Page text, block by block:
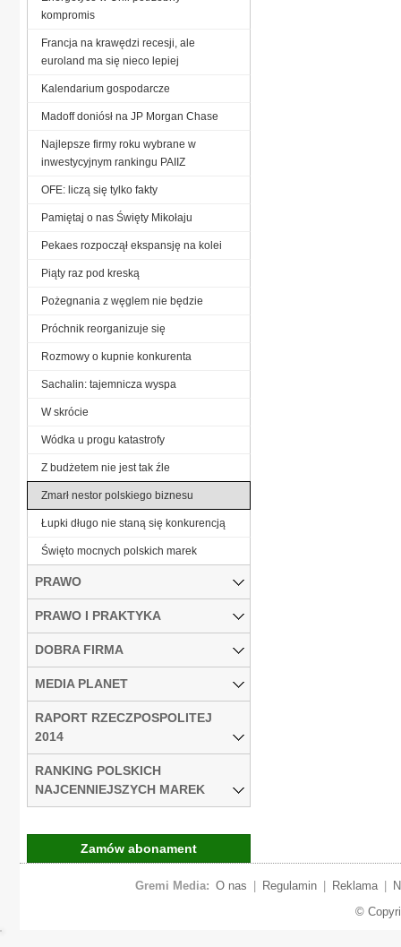
kompromis
Francja na krawędzi recesji, ale
euroland ma się nieco lepiej
Kalendarium gospodarcze
Madoff doniósł na JP Morgan Chase
Najlepsze firmy roku wybrane w
inwestycyjnym rankingu PAIIZ
OFE: liczą się tylko fakty
Pamiętaj o nas Święty Mikołaju
Pekaes rozpoczął ekspansję na kolei
Piąty raz pod kreską
Pożegnania z węglem nie będzie
Próchnik reorganizuje się
Rozmowy o kupnie konkurenta
Sachalin: tajemnicza wyspa
W skrócie
Wódka u progu katastrofy
Z budżetem nie jest tak źle
Zmarł nestor polskiego biznesu
Łupki długo nie staną się konkurencją
Święto mocnych polskich marek
PRAWO
PRAWO I PRAKTYKA
DOBRA FIRMA
MEDIA PLANET
RAPORT RZECZPOSPOLITEJ
2014
RANKING POLSKICH
NAJCENNIEJSZYCH MAREK
Zamów abonament
Gremi Media: O nas Regulamin Reklama
©